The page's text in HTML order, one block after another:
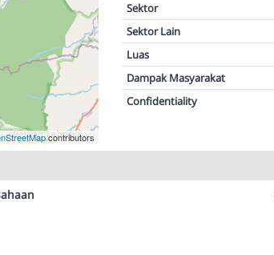
contributors
Sektor
Sektor Lain
Luas
Dampak Masyarakat
Confidentiality